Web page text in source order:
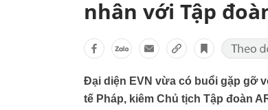
nhân với Tập
Đại diện EVN vừa có buổi gặp gỡ
tế Pháp, kiêm Chủ tịch Tập đoàn